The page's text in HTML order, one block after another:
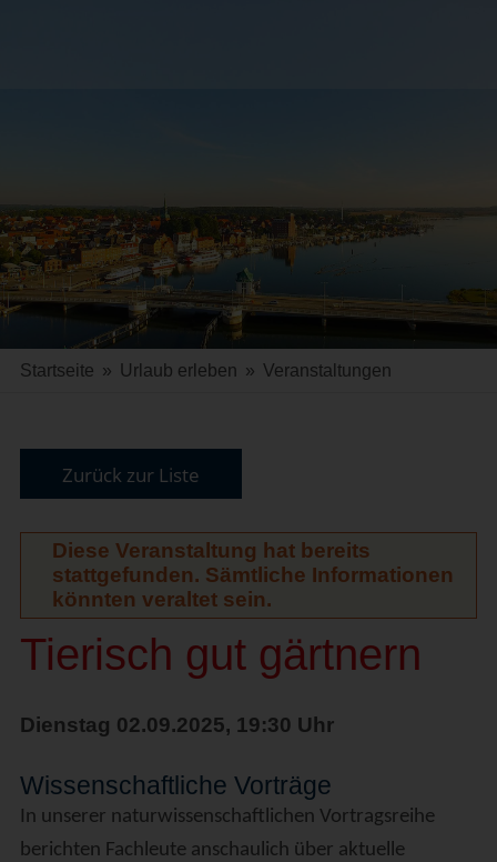
Startseite » Urlaub erleben » Veranstaltungen
Zurück zur Liste
Diese Veranstaltung hat bereits
stattgefunden. Sämtliche Informationen
könnten veraltet sein.
Tierisch gut gärtnern
Dienstag 02.09.2025, 19:30 Uhr
Wissenschaftliche Vorträge
In unserer naturwissenschaftlichen Vortragsreihe
berichten Fachleute anschaulich über aktuelle